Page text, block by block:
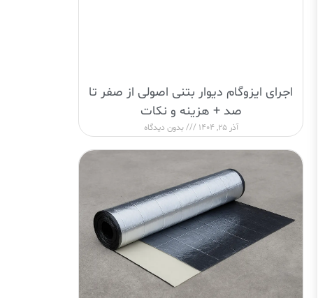
اجرای ایزوگام دیوار بتنی اصولی از صفر تا
صد + هزینه و نکات
آذر 25, 1404 بدون دیدگاه